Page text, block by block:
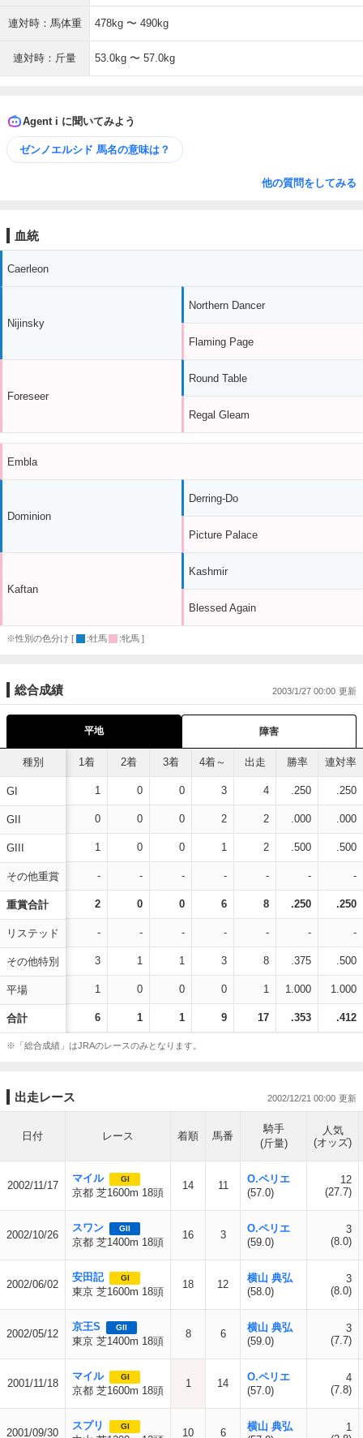
連対時：馬体重 478kg 〜 490kg
連対時：斤量 53.0kg 〜 57.0kg
Agent i に聞いてみよう
ゼンノエルシド 馬名の意味は？
他の質問をしてみる
血統
Caerleon
Nijinsky
Foreseer
Northern Dancer
Flaming Page
Round Table
Regal Gleam
Embla
Dominion
Kaftan
Derring-Do
Picture Palace
Kashmir
Blessed Again
※性別の色分け [ :牡馬 :牝馬 ]
総合成績 2003/1/27 00:00
平地 障害
種別
GI
GII
GIII
その他重賞
重賞合計
リステッド
その他特別
平場
合計
1着 2着 3着 4着～ 出走 勝率 連対率
1 0 0 3 4 .250 .250
0 0 0 2 2 .000 .000
1 0 0 1 2 .500 .500
- - - - - - -
2 0 0 6 8 .250 .250
- - - - - - -
3 1 1 3 8 .375 .500
1 0 0 0 1 1.000 1.000
6 1 1 9 17 .353 .412
※「総合成績」はJRAのレースのみとなります。
出走レース 2002/12/21 00:00
日付 レース 着順 馬番
騎手
(斤量)
人気
(オッズ)
2002/11/17
マイル GI
京都 芝1600m 18頭
14 11
O.ペリエ
(57.0)
12
(27.7)
2002/10/26
スワン GII
京都 芝1400m 18頭
16 3
O.ペリエ
(59.0)
3
(8.0)
2002/06/02
安田記 GI
東京 芝1600m 18頭
18 12
横山 典弘
(58.0)
3
(8.0)
2002/05/12
京王S GII
東京 芝1400m 18頭
8 6
横山 典弘
(59.0)
3
(7.7)
2001/11/18
マイル GI
京都 芝1600m 18頭
1 14
O.ペリエ
(57.0)
4
(7.8)
2001/09/30
スプリ GI
10 6
横山 典弘
1